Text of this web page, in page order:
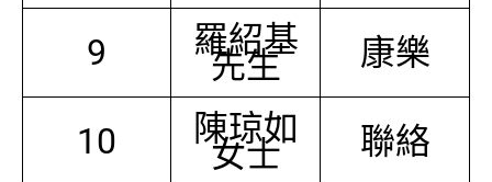
9 羅紹基
先生 康樂
10 陳琼如
女士 聯絡